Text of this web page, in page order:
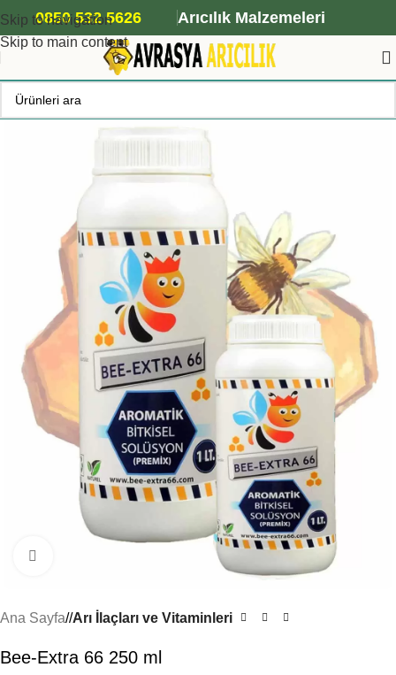
Skip to navigation
Skip to main content
ANA ARI SİPARİŞİ İÇİN TIKLAYIN
0850 532 5626 Arıcılık Malzemeleri
Ana Sayfa/ Arı İlaçları ve Vitaminleri
Bee-Extra 66 250 ml